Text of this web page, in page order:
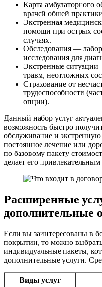
Карта амбулаторного
врачей общей
Экстренная
помощи при острых
случаях.
Обследования —
исследования для
Экстренные ситуации
травм, неотложных
Страхование от
трудоспособности
опции).
Данный набор услуг
возможность быстро
обслуживание и
постоянное лечение или
по базовому пакету
делает его
Расширенные
дополнительные
Если вы заинтересованы в
покрытии, то можно
индивидуальные пакеты,
дополнительные услуги.
Виды услуг